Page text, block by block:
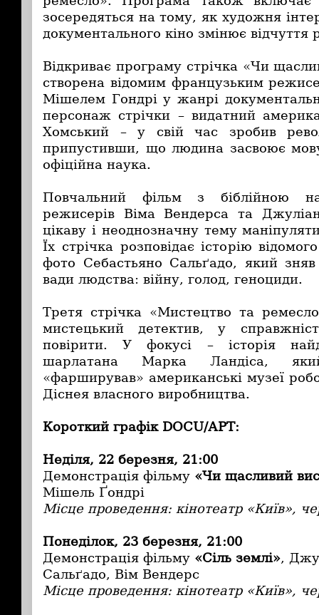
зосередяться на тому, як художня
документального кіно змінює відчуття
Відкриває програму стрічка «Чи
створена відомим французьким
Мішелем Гондрі у жанрі
персонаж стрічки – видатний
Хомський – у свій час зробив
припустивши, що людина засвоює
офіційна наука.
Повчальний фільм з біблійною
режисерів Віма Вендерса та
цікаву і неоднозначну тему
Їх стрічка розповідає історію
фото Себастьяно Сальґадо, який
вади людства: війну, голод, геноциди.
Третя стрічка «Мистецтво та
мистецький детектив, у
повірити. У фокусі – історія
шарлатана Марка Ландіса,
«фарширував» американські музеї
Діснея власного виробництва.
Короткий графік DOCU/АРТ:
Неділя, 22 березня, 21:00
Демонстрація фільму «Чи щасливий
Мішель Ґондрі
Місце проведення: кінотеатр «Київ»,
Понеділок, 23 березня, 21:00
Демонстрація фільму «Сіль землі»,
Сальґадо, Вім Вендерс
Місце проведення: кінотеатр «Київ»,